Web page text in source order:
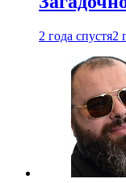
2 года спустя2